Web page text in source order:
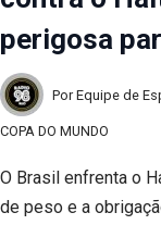
perigosa
Por Equipe de
COPA DO MUNDO
O Brasil enfrenta o
de peso e a